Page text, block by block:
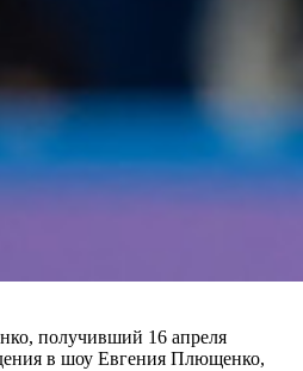
получивший 16 апреля
в шоу Евгения Плющенко,